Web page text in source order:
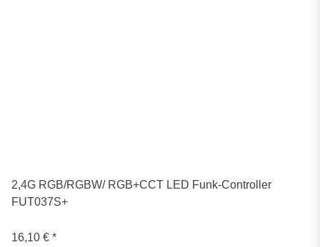
2,4G RGB/RGBW/ RGB+CCT LED Funk-Controller
FUT037S+
16,10 € *